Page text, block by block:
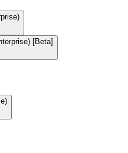
[Beta]